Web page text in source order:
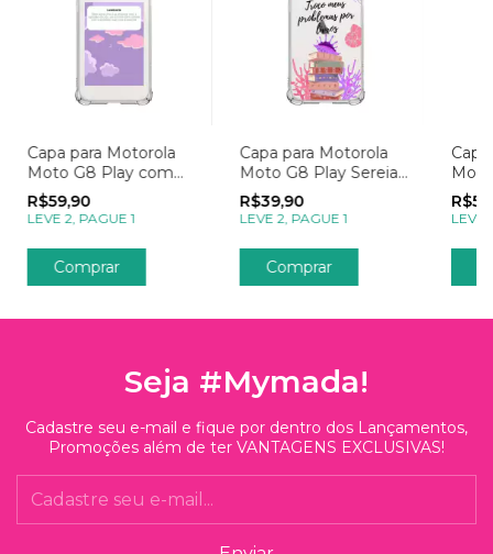
Capa para Motorola
Moto G8 Play com
Foto Momentos
Lembrete
R$59,90
LEVE 2, PAGUE 1
Comprar
Capa para Motorola
Moto G8 Play Sereias
Troco Problemas por
Livros
R$39,90
LEVE 2, PAGUE 1
Comprar
Foto
LEVE
Seja #Mymada!
Cadastre seu e-mail e fique por dentro dos Lançamentos,
Promoções além de ter VANTAGENS EXCLUSIVAS!